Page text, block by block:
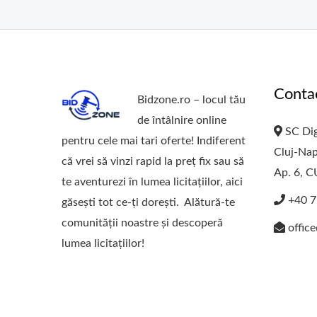
Bidzone.ro – locul tău
de întâlnire online
pentru cele mai tari oferte! Indiferent
că vrei să vinzi rapid la preț fix sau să
te aventurezi în lumea licitațiilor, aici
găsești tot ce-ți dorești. Alătură-te
comunității noastre și descoperă
lumea licitațiilor!
SC
Cluj-
Ap. 6,
+40